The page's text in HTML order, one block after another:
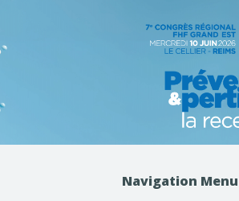
Navigation Menu